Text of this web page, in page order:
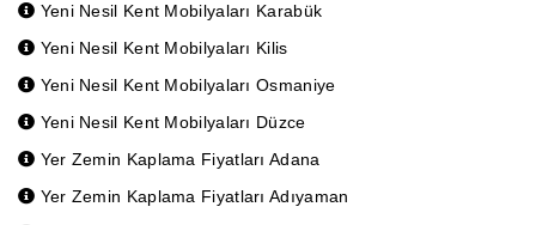
Yeni Nesil Kent Mobilyaları Karabük
Yeni Nesil Kent Mobilyaları Kilis
Yeni Nesil Kent Mobilyaları Osmaniye
Yeni Nesil Kent Mobilyaları Düzce
Yer Zemin Kaplama Fiyatları Adana
Yer Zemin Kaplama Fiyatları Adıyaman